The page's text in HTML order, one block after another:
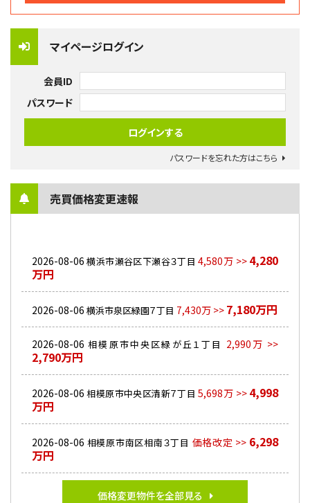
マイページログイン
会員ID
パスワード
パスワードを忘れた方はこちら
売買価格変更速報
2026-08-06 横浜市瀬谷区下瀬谷３丁目 4,580万 >> 4,280
万円
2026-08-06 横浜市泉区緑園７丁目 7,430万 >> 7,180万円
2026-08-06 相模原市中央区緑が丘１丁目 2,990万 >>
2,790万円
2026-08-06 相模原市中央区清新７丁目 5,698万 >> 4,998
万円
2026-08-06 相模原市南区相南３丁目 価格改定 >> 6,298
万円
価格変更物件を全部見る